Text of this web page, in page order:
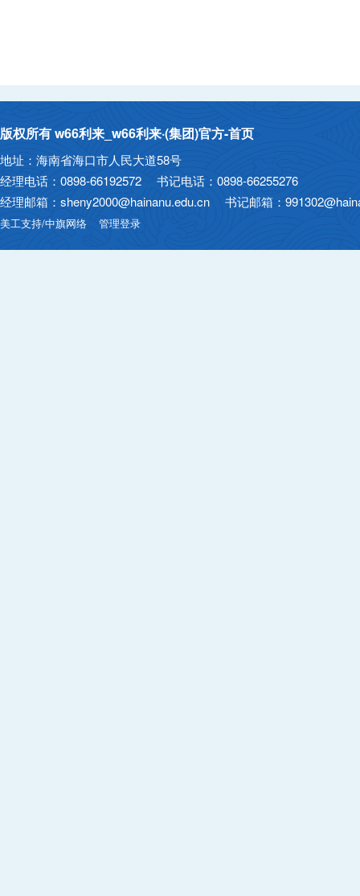
版权所有 w66利来_w66利来·(集团)官方-首页
地址：海南省海口市人民大道58号
经理电话：0898-66192572 书记电话：0898-66255276
经理邮箱：sheny2000@hainanu.edu.cn 书记邮箱：
美工支持/中旗网络 管理登录